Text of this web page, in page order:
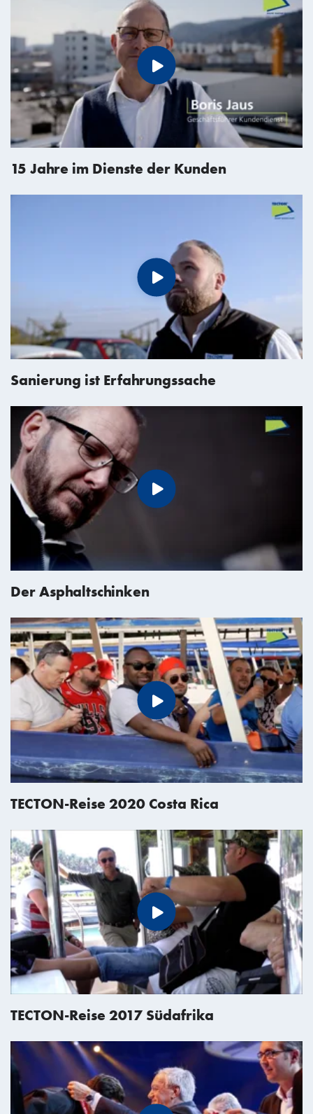
15 Jahre im Dienste der Kunden
Sanierung ist Erfahrungssache
Der Asphaltschinken
TECTON-Reise 2020 Costa Rica
TECTON-Reise 2017 Südafrika